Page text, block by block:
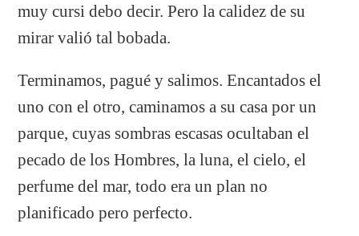
muy cursi debo decir. Pero la calidez de su
mirar valió tal bobada.
Terminamos, pagué y salimos. Encantados el
uno con el otro, caminamos a su casa por un
parque, cuyas sombras escasas ocultaban el
pecado de los Hombres, la luna, el cielo, el
perfume del mar, todo era un plan no
planificado pero perfecto.